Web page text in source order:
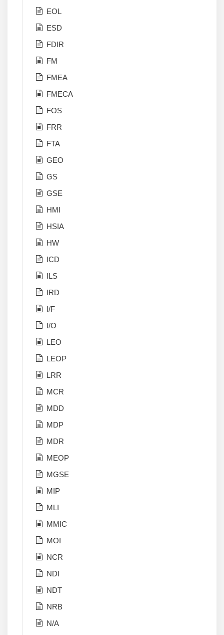
EOL
ESD
FDIR
FM
FMEA
FMECA
FOS
FRR
FTA
GEO
GS
GSE
HMI
HSIA
HW
ICD
ILS
IRD
I/F
I/O
LEO
LEOP
LRR
MCR
MDD
MDP
MDR
MEOP
MGSE
MIP
MLI
MMIC
MOI
NCR
NDI
NDT
NRB
N/A